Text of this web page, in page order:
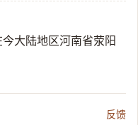
大陆地区河南省荥阳
反馈